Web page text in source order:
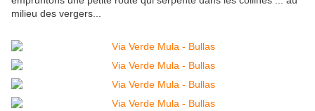
milieu des vergers...